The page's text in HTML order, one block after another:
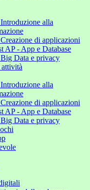
alla
di applicazioni
AP - App e Database
Data e privacy
alla
di applicazioni
AP - App e Database
Data e privacy